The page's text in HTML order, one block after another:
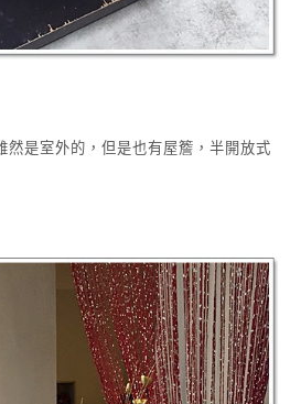
然是室外的，但是也有屋簷，半開放式